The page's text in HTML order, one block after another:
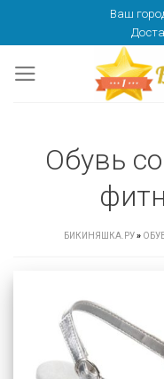
content
Ваш
Обувь
БИКИНЯШКА.РУ»